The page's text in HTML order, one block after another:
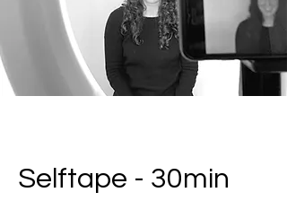
Selftape - 30min